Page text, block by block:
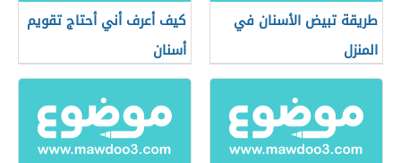
طريقة تبيض الأسنان في
المنزل
كيف أعرف أني أحتاج تقويم
أسنان